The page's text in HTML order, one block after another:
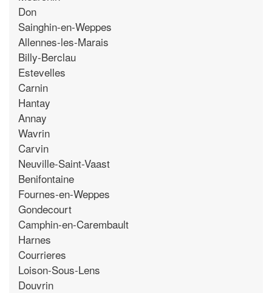
Don
Sainghin-en-Weppes
Allennes-les-Marais
Billy-Berclau
Estevelles
Carnin
Hantay
Annay
Wavrin
Carvin
Neuville-Saint-Vaast
Benifontaine
Fournes-en-Weppes
Gondecourt
Camphin-en-Carembault
Harnes
Courrieres
Loison-Sous-Lens
Douvrin